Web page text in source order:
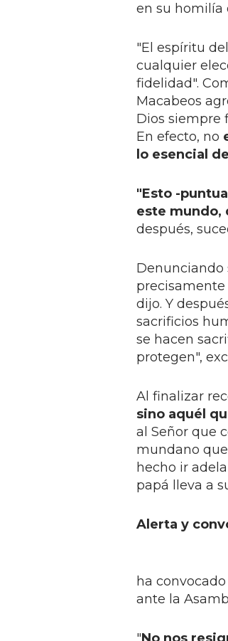
en su homilía
"El espíritu
cualquier
fidelidad".
Macabeos
Dios siempre
En efecto, no
lo esencial
"Esto -
este mundo,
después,
Denunciando
dijo. Y
sacrificios
se hacen
protegen",
Al finalizar
sino aquél
al Señor que
mundano
hecho ir
papá lleva a
Alerta y
ha
ante la